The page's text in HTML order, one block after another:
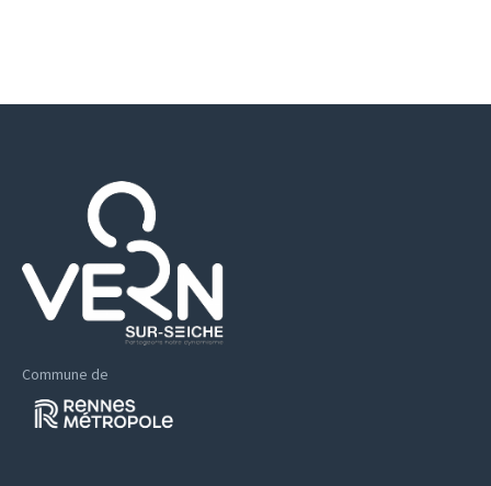
Commune de